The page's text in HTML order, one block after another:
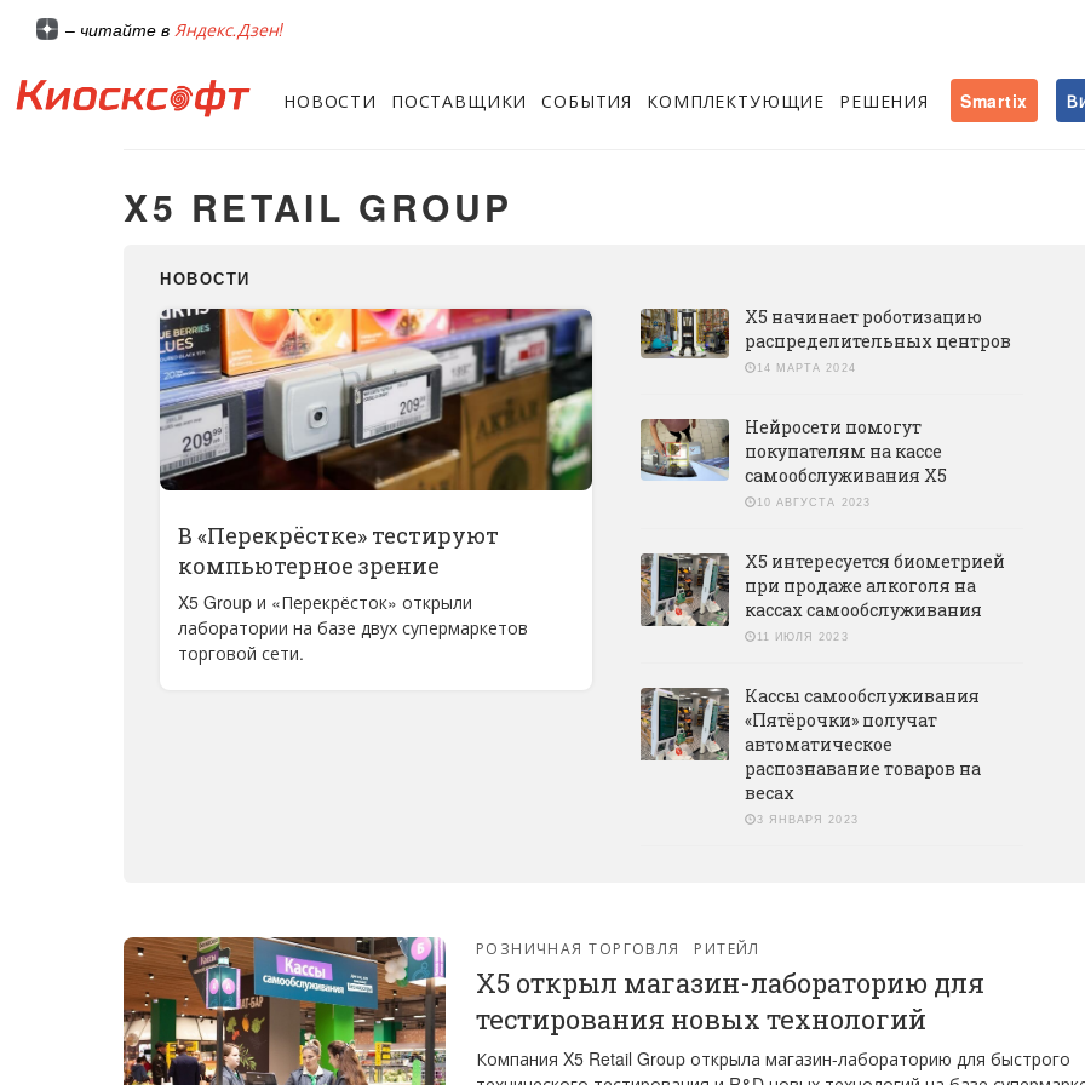
– читайте в Яндекс.Дзен!
НОВОСТИ ПОСТАВЩИКИ СОБЫТИЯ КОМПЛЕКТУЮЩИЕ РЕШЕНИЯ Smartix
X5 RETAIL GROUP
НОВОСТИ
В «Перекрёстке» тестируют
компьютерное зрение
X5 Group и «Перекрёсток» открыли
лаборатории на базе двух супермаркетов
торговой сети.
X5 начинает роботизацию
распределительных центров
14 МАРТА 2024
Нейросети помогут
покупателям на кассе
самообслуживания Х5
10 АВГУСТА 2023
X5 интересуется биометрией
при продаже алкоголя на
кассах самообслуживания
11 ИЮЛЯ 2023
Кассы самообслуживания
«Пятёрочки» получат
автоматическое
распознавание товаров на
весах
3 ЯНВАРЯ 2023
РОЗНИЧНАЯ ТОРГОВЛЯ РИТЕЙЛ
X5 открыл магазин-лабораторию для
тестирования новых технологий
Компания X5 Retail Group открыла магазин-лабораторию для быстрого